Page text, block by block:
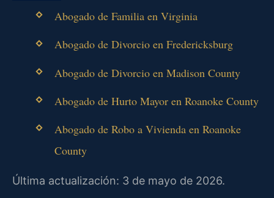
Abogado de Familia en Virginia
Abogado de Divorcio en Fredericksburg
Abogado de Divorcio en Madison County
Abogado de Hurto Mayor en Roanoke County
Abogado de Robo a Vivienda en Roanoke
County
Última actualización: 3 de mayo de 2026.